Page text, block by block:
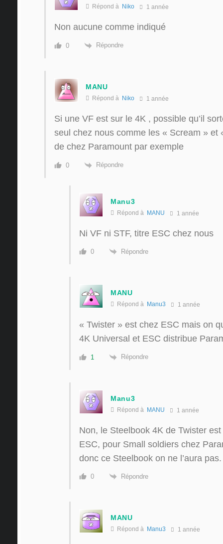
Répond à Niko 1 année
Non aucune comme indiqué
0 Répondre
MANU
Répond à Niko 1 année
Si une VF est sur le 4K , possible qu’il
seul chez nous comme les « Scream » et
de chez Paramount par exemple
0 Répondre
Manu3
Répond à MANU 1 année
Ni VF ni STF, titre ESC chez nous
0 Répondre
MANU
Répond à Manu3 1 année
« Twister » est chez ESC mais on
4K Universal et ESC distribue
1 Répondre
Manu3
Répond à MANU 1 année
Non, le Steelbook 4K de Twister
ESC, pour Small soldiers chez
donc ce Steelbook on ne l’aura pas.
0 Répondre
MANU
Répond à Manu3 1 année